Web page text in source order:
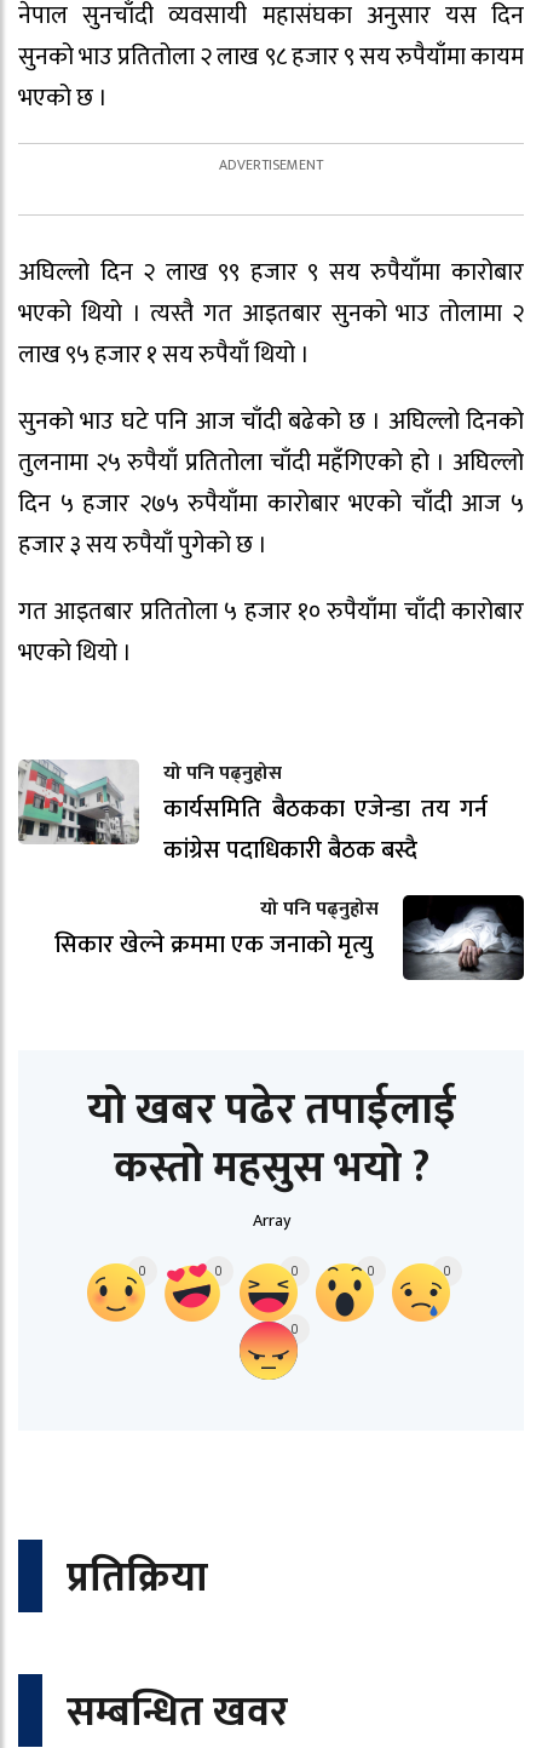
नेपाल सुनचाँदी व्यवसायी महासंघका अनुसार यस दिन
सुनको भाउ प्रतितोला २ लाख ९८ हजार ९ सय रुपैयाँमा कायम
भएको छ ।
अघिल्लो दिन २ लाख ९९ हजार ९ सय रुपैयाँमा कारोबार
भएको थियो । त्यस्तै गत आइतबार सुनको भाउ तोलामा २
लाख ९५ हजार १ सय रुपैयाँ थियो ।
सुनको भाउ घटे पनि आज चाँदी बढेको छ । अघिल्लो दिनको
तुलनामा २५ रुपैयाँ प्रतितोला चाँदी महँगिएको हो । अघिल्लो
दिन ५ हजार २७५ रुपैयाँमा कारोबार भएको चाँदी आज ५
हजार ३ सय रुपैयाँ पुगेको छ ।
गत आइतबार प्रतितोला ५ हजार १० रुपैयाँमा चाँदी कारोबार
भएको थियो ।
यो पनि पढ्नुहोस
कार्यसमिति बैठकका एजेन्डा तय गर्न
कांग्रेस पदाधिकारी बैठक बस्दै
यो पनि पढ्नुहोस
सिकार खेल्ने क्रममा एक जनाको मृत्यु
यो खबर पढेर तपाईलाई
कस्तो महसुस भयो ?
Array
0 0 0 0 0
0
प्रतिक्रिया
सम्बन्धित खवर